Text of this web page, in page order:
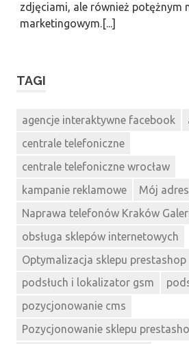
zdjęciami, ale również potężnym
marketingowym.[...]
TAGI
agencje interaktywne facebook
centrale telefoniczne
centrale telefoniczne wrocław
kampanie reklamowe
Mój
Naprawa telefonów Kraków
obsługa sklepów internetowych
Optymalizacja sklepu prestashop
podsłuch i lokalizator gsm
pozycjonowanie cms
Pozycjonowanie sklepu